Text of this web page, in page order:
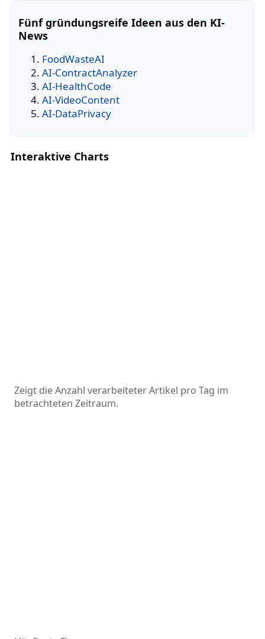
Fünf gründungsreife Ideen aus den KI-
News
FoodWasteAI
AI-ContractAnalyzer
AI-HealthCode
AI-VideoContent
AI-DataPrivacy
Interaktive Charts
Zeigt die Anzahl verarbeiteter Artikel pro Tag im
betrachteten Zeitraum.